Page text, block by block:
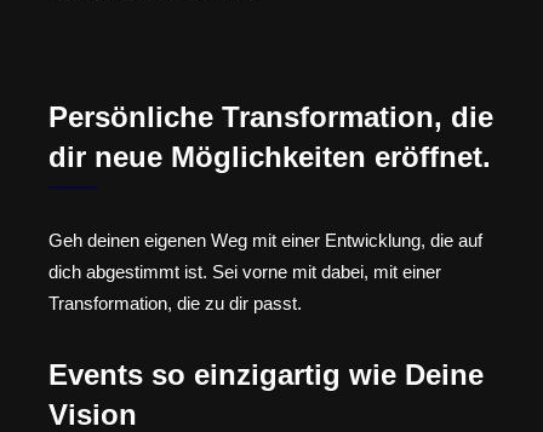
Persönliche Transformation, die
dir neue Möglichkeiten eröffnet.
Geh deinen eigenen Weg mit einer Entwicklung, die auf
dich abgestimmt ist. Sei vorne mit dabei, mit einer
Transformation, die zu dir passt.
Events so einzigartig wie Deine
Vision